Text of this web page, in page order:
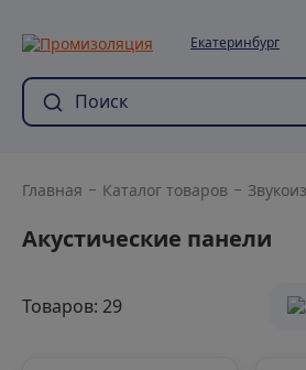
Екатеринбург
Главная Каталог товаров
Акустические панели
Товаров: 29